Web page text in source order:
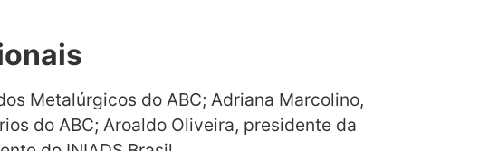
Metalúrgicos do ABC; Adriana Marcolino,
do ABC; Aroaldo Oliveira, presidente da